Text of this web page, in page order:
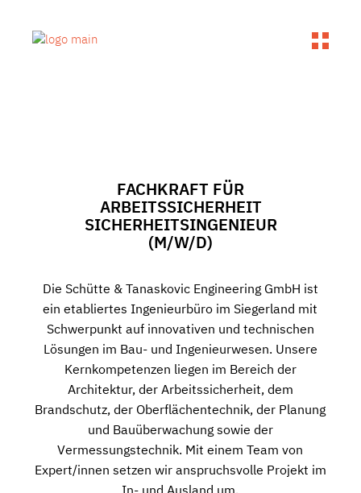
FACHKRAFT FÜR
ARBEITSSICHERHEIT
SICHERHEITSINGENIEUR
(M/W/D)
Die Schütte & Tanaskovic Engineering GmbH ist
ein etabliertes Ingenieurbüro im Siegerland mit
Schwerpunkt auf innovativen und technischen
Lösungen im Bau- und Ingenieurwesen. Unsere
Kernkompetenzen liegen im Bereich der
Architektur, der Arbeitssicherheit, dem
Brandschutz, der Oberflächentechnik, der Planung
und Bauüberwachung sowie der
Vermessungstechnik. Mit einem Team von
Expert/innen setzen wir anspruchsvolle Projekt im